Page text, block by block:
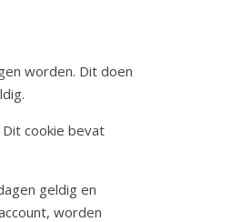
worden. Dit doen
cookie bevat
geldig en
worden